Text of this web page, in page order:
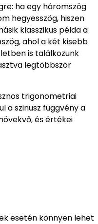
ha egy háromszög
hegyesszög, hiszen
klasszikus példa a
ahol a két kisebb
is találkozunk
legtöbbször
trigonometriai
a szinusz függvény a
és értékei
esetén könnyen lehet